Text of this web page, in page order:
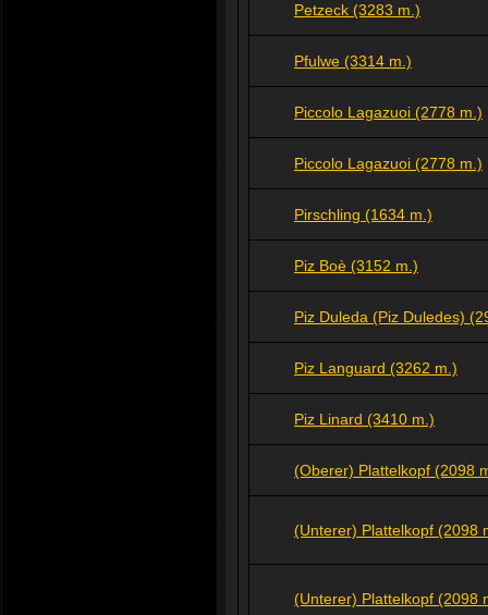
Petzeck (3283 m.)
Pfulwe (3314 m.)
Piccolo Lagazuoi (2778 m.)
Piccolo Lagazuoi (2778 m.)
Pirschling (1634 m.)
Piz Boè (3152 m.)
Piz Duleda (Piz Duledes)
Piz Languard (3262 m.)
Piz Linard (3410 m.)
(Oberer) Plattelkopf (2098
(Unterer) Plattelkopf (2098
(Unterer) Plattelkopf (2098